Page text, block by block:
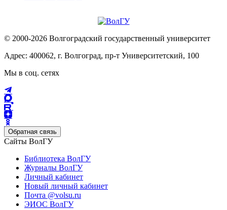
© 2000-2026 Волгоградский государственный университет
Адрес: 400062, г. Волгоград, пр-т Университетский, 100
Мы в соц. сетях
Обратная связь
Сайты ВолГУ
Библиотека ВолГУ
Журналы ВолГУ
Личный кабинет
Новый личный кабинет
Почта @volsu.ru
ЭИОС ВолГУ